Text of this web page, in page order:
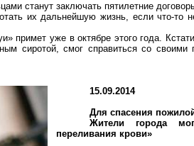
станут заключать пятилетние
их дальнейшую жизнь, если что-то
примет уже в октябре этого года.
сиротой, смог справиться со
15.09.2014
Для спасения
Жители города
переливания крови»